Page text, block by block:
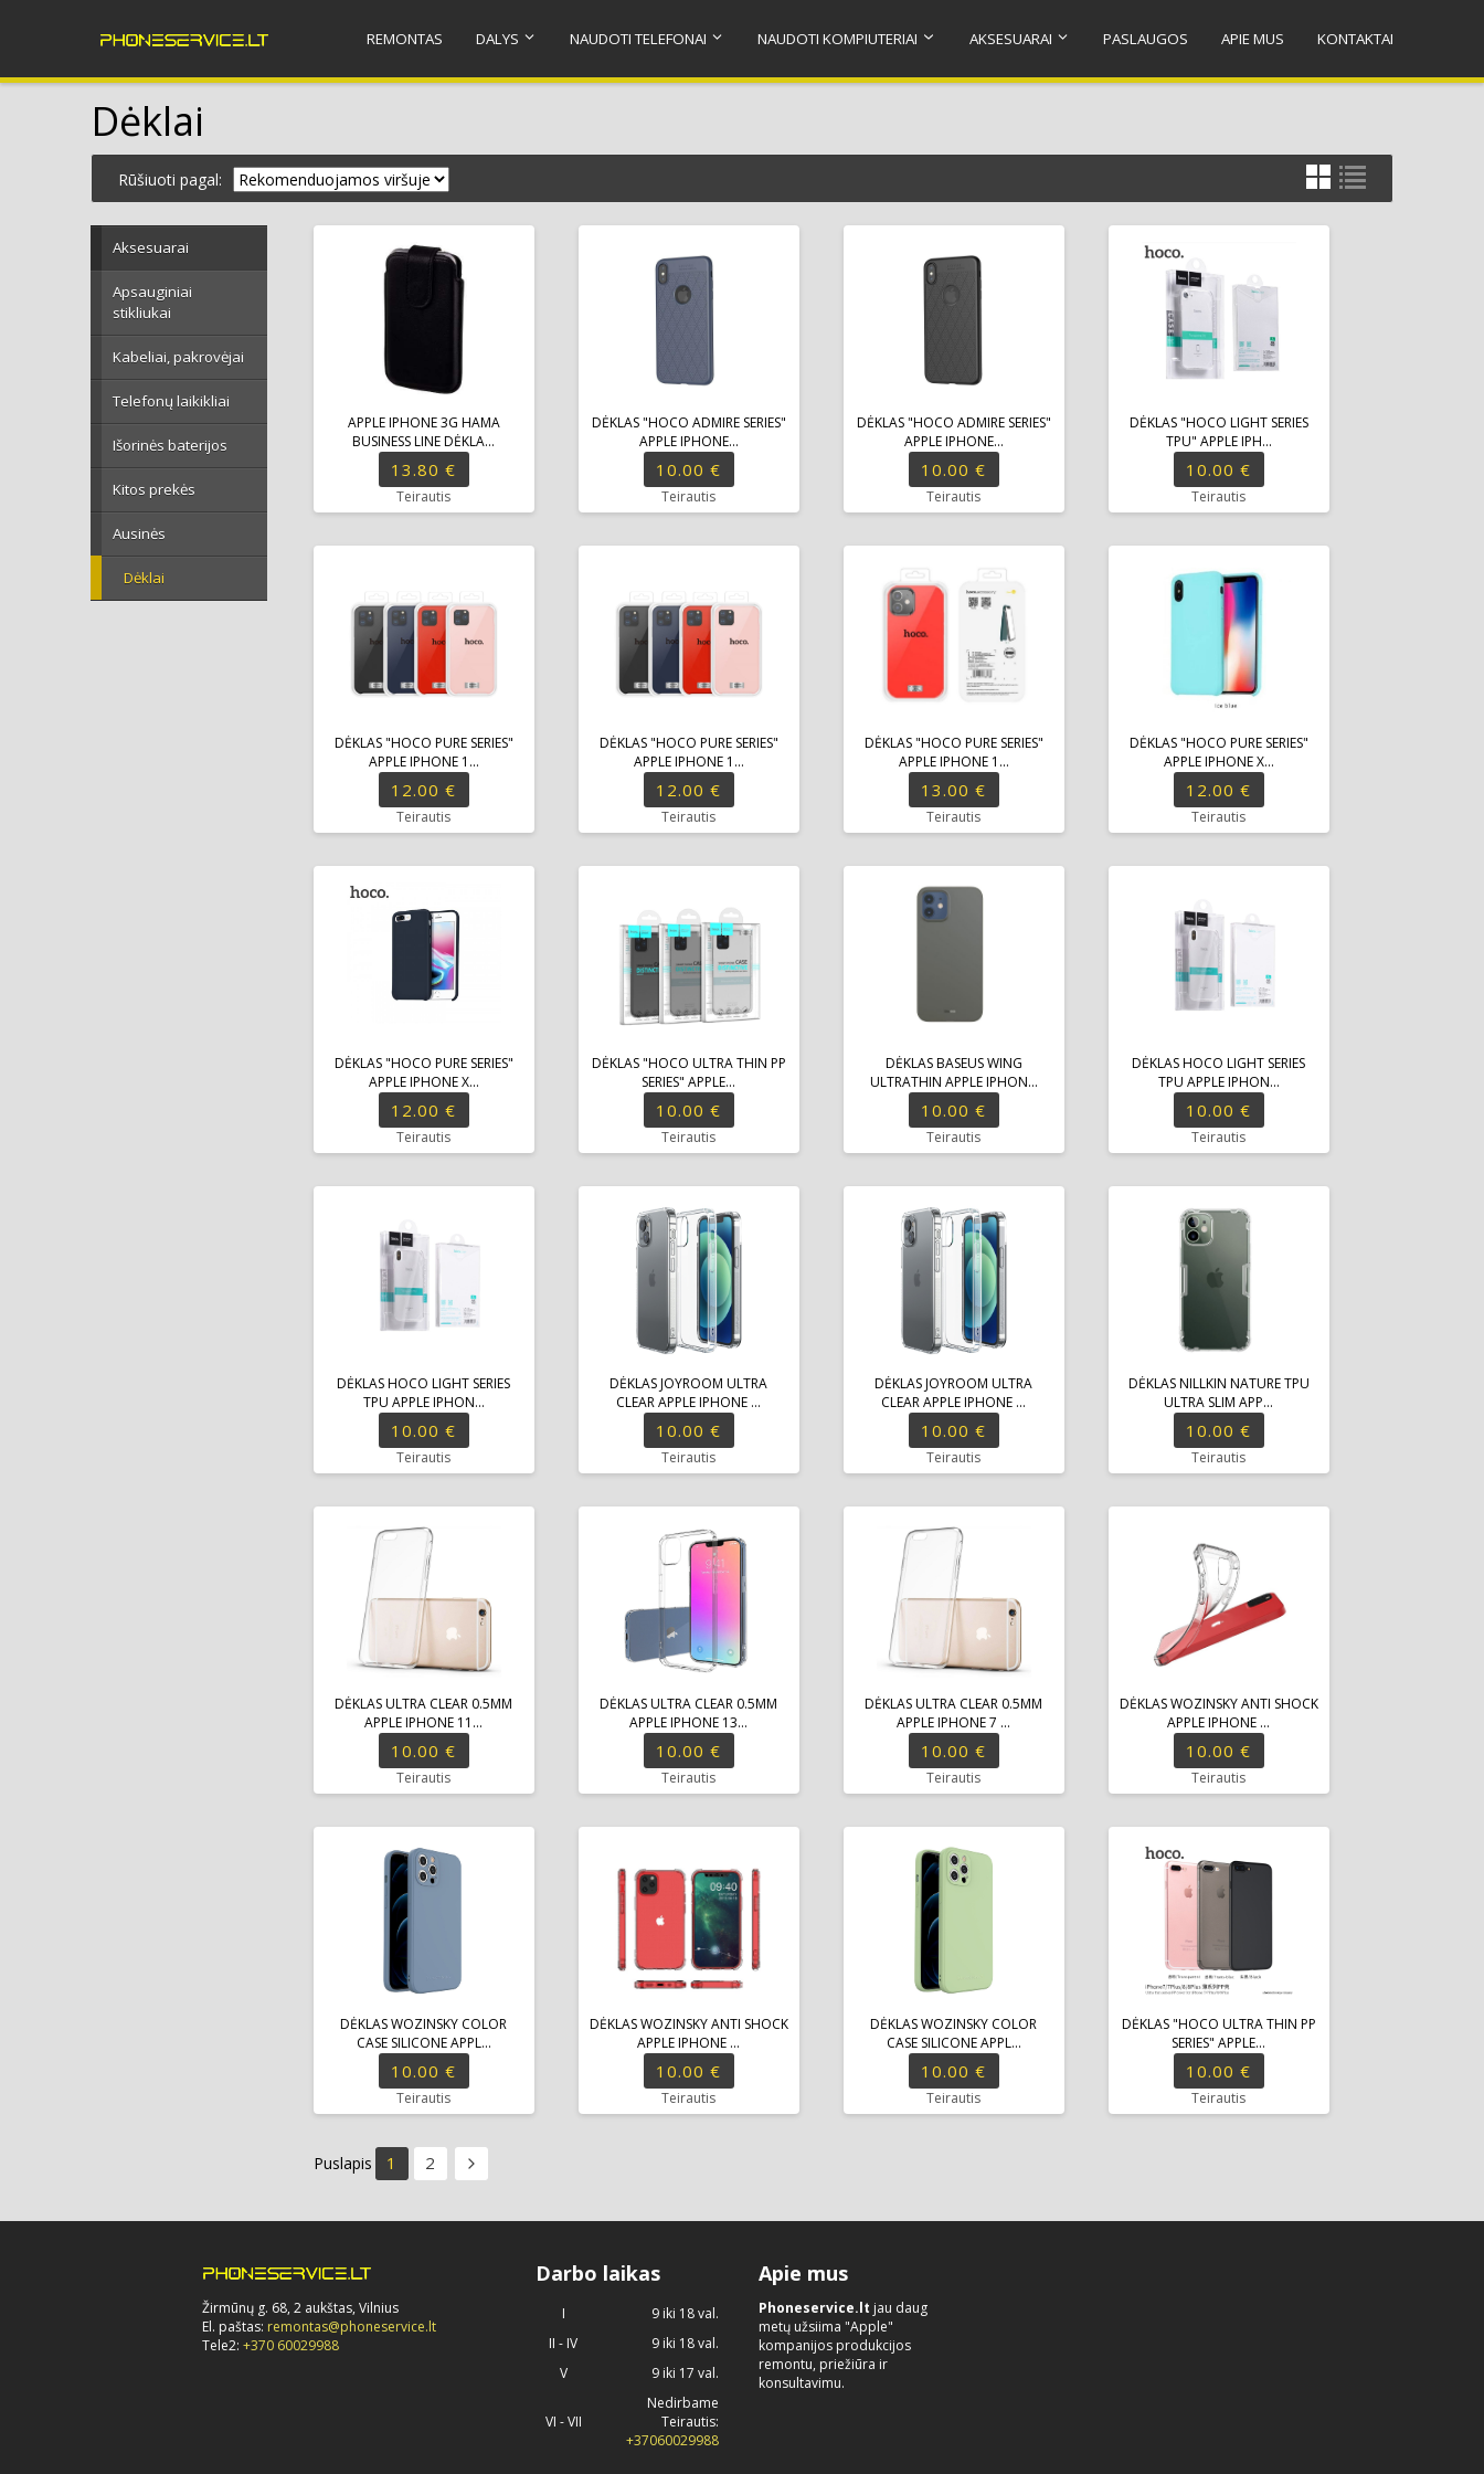
REMONTAS DALYS NAUDOTI TELEFONAI NAUDOTI KOMPIUTERIAI AKSESUARAI PASLAUGOS APIE MUS KONTAKTAI
Dėklai
Rūšiuoti pagal:
Aksesuarai
Apsauginiai
stikliukai
Kabeliai, pakrovėjai
Telefonų laikikliai
Išorinės baterijos
Kitos prekės
Ausinės
Dėklai
APPLE IPHONE 3G HAMA
BUSINESS LINE DĖKLA...
13.80 €
Teirautis
DĖKLAS "HOCO ADMIRE SERIES"
APPLE IPHONE...
10.00 €
Teirautis
DĖKLAS "HOCO ADMIRE SERIES"
APPLE IPHONE...
10.00 €
Teirautis
DĖKLAS "HOCO LIGHT SERIES
TPU" APPLE IPH...
10.00 €
Teirautis
DĖKLAS "HOCO PURE SERIES"
APPLE IPHONE 1...
12.00 €
Teirautis
DĖKLAS "HOCO PURE SERIES"
APPLE IPHONE 1...
12.00 €
Teirautis
DĖKLAS "HOCO PURE SERIES"
APPLE IPHONE 1...
13.00 €
Teirautis
DĖKLAS "HOCO PURE SERIES"
APPLE IPHONE X...
12.00 €
Teirautis
DĖKLAS "HOCO PURE SERIES"
APPLE IPHONE X...
12.00 €
Teirautis
DĖKLAS "HOCO ULTRA THIN PP
SERIES" APPLE...
10.00 €
Teirautis
DĖKLAS BASEUS WING
ULTRATHIN APPLE IPHON...
10.00 €
Teirautis
DĖKLAS HOCO LIGHT SERIES
TPU APPLE IPHON...
10.00 €
Teirautis
DĖKLAS HOCO LIGHT SERIES
TPU APPLE IPHON...
10.00 €
Teirautis
DĖKLAS JOYROOM ULTRA
CLEAR APPLE IPHONE ...
10.00 €
Teirautis
DĖKLAS JOYROOM ULTRA
CLEAR APPLE IPHONE ...
10.00 €
Teirautis
DĖKLAS NILLKIN NATURE TPU
ULTRA SLIM APP...
10.00 €
Teirautis
DĖKLAS ULTRA CLEAR 0.5MM
APPLE IPHONE 11...
10.00 €
Teirautis
DĖKLAS ULTRA CLEAR 0.5MM
APPLE IPHONE 13...
10.00 €
Teirautis
DĖKLAS ULTRA CLEAR 0.5MM
APPLE IPHONE 7 ...
10.00 €
Teirautis
DĖKLAS WOZINSKY ANTI SHOCK
APPLE IPHONE ...
10.00 €
Teirautis
DĖKLAS WOZINSKY COLOR
CASE SILICONE APPL...
10.00 €
Teirautis
DĖKLAS WOZINSKY ANTI SHOCK
APPLE IPHONE ...
10.00 €
Teirautis
DĖKLAS WOZINSKY COLOR
CASE SILICONE APPL...
10.00 €
Teirautis
DĖKLAS "HOCO ULTRA THIN PP
SERIES" APPLE...
10.00 €
Teirautis
Puslapis 1 2
Žirmūnų g. 68, 2 aukštas, Vilnius
El. paštas: remontas@phoneservice.lt
Tele2: +370 60029988
Darbo laikas
I
9 iki 18 val.
II - IV
9 iki 18 val.
V
9 iki 17 val.
VI - VII
Nedirbame
Teirautis:
+37060029988
Apie mus
Phoneservice.lt jau daug
metų užsiima "Apple"
kompanijos produkcijos
remontu, priežiūra ir
konsultavimu.